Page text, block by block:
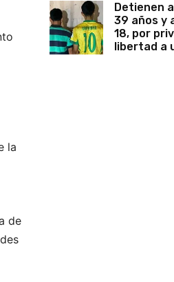
la
de
Detienen
39 años y
18, por
libertad a